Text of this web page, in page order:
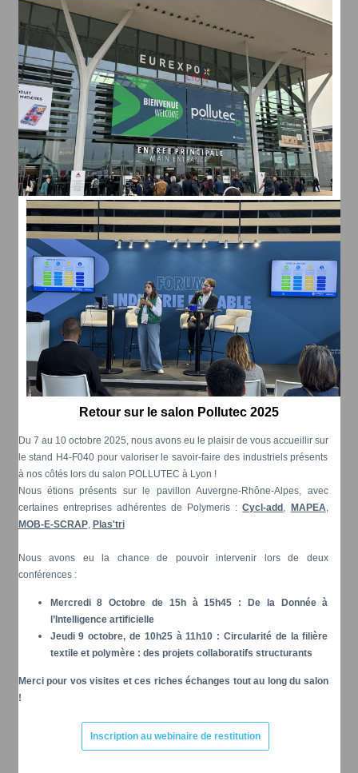
Retour sur le salon Pollutec 2025
Du 7 au 10 octobre 2025, nous avons eu le plaisir de vous accueillir sur
le stand H4-F040 pour valoriser le savoir-faire des industriels présents
à nos côtés lors du salon POLLUTEC à Lyon !
Nous étions présents sur le pavillon Auvergne-Rhône-Alpes, avec
certaines entreprises adhérentes de Polymeris :Cycl-add , MAPEA,
MOB-E-SCRAP, Plas'tri
Nous avons eu la chance de pouvoir intervenir lors de deux
conférences :
Mercredi 8 Octobre de 15h à 15h45 : De la Donnée à
l’Intelligence artificielle
Jeudi 9 octobre, de 10h25 à 11h10 : Circularité de la filière
textile et polymère : des projets collaboratifs structurants
Merci pour vos visites et ces riches échanges tout au long du salon
!
Inscription au webinaire de restitution